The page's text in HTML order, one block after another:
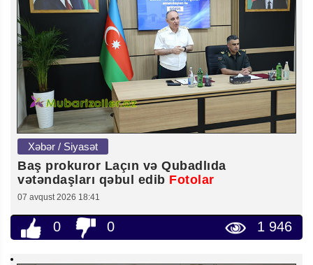
Xəbər / Siyasət
Baş prokuror Laçın və Qubadlıda
vətəndaşları qəbul edib Fotolar
07 avqust 2026 18:41
0 0 1 946